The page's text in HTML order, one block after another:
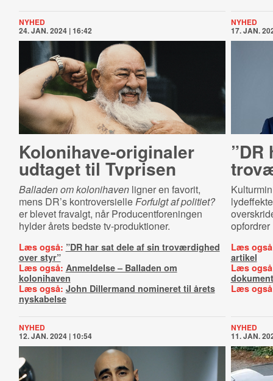
NYHED
24. JAN. 2024 | 16:42
Ko­lo­ni­ha­ve-​ori­gi­na­ler
udtaget til Tvprisen
Balladen om kolonihaven ligner en favorit,
mens DR’s kontroversielleForfulgt af politiet?
er blevet fravalgt, når Producentforeningen
hylder årets bedste tv-produktioner.
Læs også: ”DR har sat dele af sin troværdighed
over styr”
Læs også: Anmeldelse – Balladen om
kolonihaven
Læs også: John Dillermand nomineret til årets
nyskabelse
NYHED
17. JAN.
opfordrer
Læs
artikel
Læs
Læs
NYHED
12. JAN. 2024 | 10:54
NYHED
11. JAN.